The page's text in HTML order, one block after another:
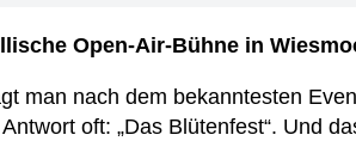
Open-Air-Bühne in
man nach dem bekanntesten
oft: „Das Blütenfest“. Und